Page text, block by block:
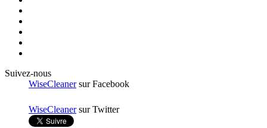
Suivez-nous
WiseCleanersur Facebook
WiseCleanersur Twitter